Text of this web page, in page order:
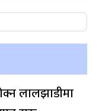
लालझाडीमा